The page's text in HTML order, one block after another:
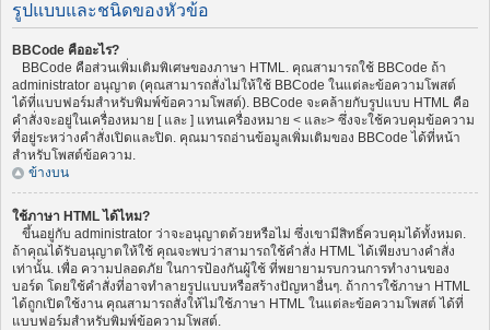
รูปแบบและชนิดของหัวข้อ
BBCode คืออะไร?
BBCode คือส่วนเพิ่มเติมพิเศษของภาษา HTML. คุณสามารถใช้ BBCode ถ้า
administrator อนุญาต (คุณสามารถสั่งไม่ให้ใช้ BBCode ในแต่ละข้อความโพสต์
ได้ที่แบบฟอร์มสำหรับพิมพ์ข้อความโพสต์). BBCode จะคล้ายกับรูปแบบ HTML คือ
คำสั่งจะอยู่ในเครื่องหมาย [ และ ] แทนเครื่องหมาย < และ> ซึ่งจะใช้ควบคุมข้อความ
ที่อยู่ระหว่างคำสั่งเปิดและปิด. คุณมารถอ่านข้อมูลเพิ่มเติมของ BBCode ได้ที่หน้า
สำหรับโพสต์ข้อความ.
ข้างบน
ใช้ภาษา HTML ได้ไหม?
ขึ้นอยู่กับ administrator ว่าจะอนุญาตด้วยหรือไม่ ซึ่งเขามีสิทธิ์ควบคุมได้ทั้งหมด.
ถ้าคุณได้รับอนุญาตให้ใช้ คุณจะพบว่าสามารถใช้คำสั่ง HTML ได้เพียงบางคำสั่ง
เท่านั้น. เพื่อ ความปลอดภัย ในการป้องกันผู้ใช้ ที่พยายามรบกวนการทำงานของ
บอร์ด โดยใช้คำสั่งที่อาจทำลายรูปแบบหรือสร้างปัญหาอื่นๆ. ถ้าการใช้ภาษา HTML
ได้ถูกเปิดใช้งาน คุณสามารถสั่งให้ไม่ใช้ภาษา HTML ในแต่ละข้อความโพสต์ ได้ที่
แบบฟอร์มสำหรับพิมพ์ข้อความโพสต์.